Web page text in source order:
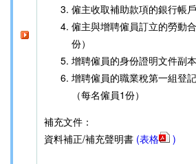
僱主收取補助款項的銀行帳
僱主與增聘僱員訂立的勞動
份）
增聘僱員的身份證明文件副
增聘僱員的職業稅第一組登
（每名僱員1份）
補充文件：
資料補正/補充聲明書 (表格 )